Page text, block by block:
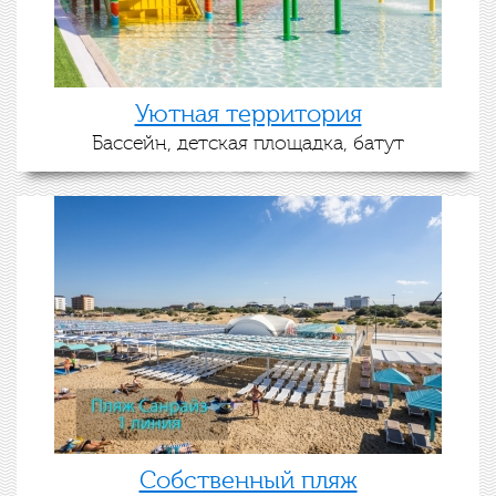
Уютная территория
Бассейн, детская площадка, батут
Собственный пляж